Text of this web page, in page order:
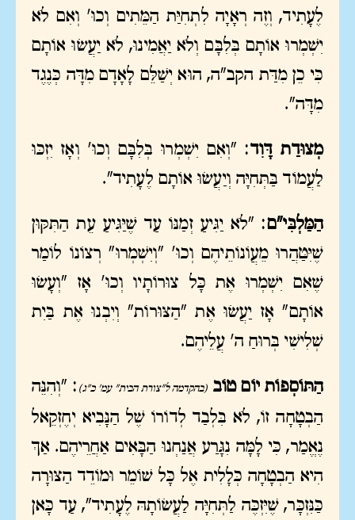
לֶעָתִיד, וְזֶה רְאָיָה לִתְחִיַּת הַמֵּתִים וְכוּ' וְאִם לֹא
יִשְׁמְרוּ אוֹתָם בְּלִבָּם וְלֹא יַאֲמִינוּ, לֹא יַעֲשׂוּ אוֹתָם
כִּי כֵן מִדַּת הקב"ה, הוּא יְשַׁלֵּם לָאָדָם מִדָּה כְּנֶגֶד
מִדָּה".
מְצוּדַת דָּוִד: "וְאִם יִשְׁמְרוּ בְּלִבָּם וְכוּ' וְאָז יִזְכּוּ
לַעֲמוֹד בַּתְּחִיָּה וְיַעֲשׂוּ אוֹתָם לֶעָתִיד".
הַמַּלְבִּי"ם: "לֹא יַגִּיעַ זְמַנּוֹ עַד שֶׁיַּגִּיעַ עֵת הַתִּקּוּן
שֶׁיִּטַּהֲרוּ מֵעֲוֹנוֹתֵיהֶם וְכוּ' "וְיִשְׁמְרוּ" רְצוֹנוֹ לוֹמַר
שֶׁאִם יִשְׁמְרוּ אֶת כָּל צוּרוֹתָיו וְכוּ' אָז "וְעָשׂוּ
אוֹתָם" אָז יַעֲשׂוּ אֶת "הַצּוּרוֹת" וְיִבְנוּ אֶת בַּיִת
שְׁלִישִׁי בְּרוּחַ ה' עֲלֵיהֶם.
הַתּוֹסְפוֹת יוֹם טוֹב (בהקדמה ל"צורת הבית" עמ' כ"ג) : "וְהִנֵּה
הַבְטָחָה זוֹ, לֹא בִּלְבַד לְדוֹרוֹ שֶׁל הַנָּבִיא יְחֶזְקֵאל
נֶאֱמַר, כִּי לָמָּה נִגָּרַע אֲנַחְנוּ הַבָּאִים אַחֲרֵיהֶם. אַךְ
הִיא הַבְטָחָה כְּלָלִית אֶל כָּל שׁוֹמֵר וּמוֹדֵד הַצּוּרָה
כַּנִּזְכָּר, שֶׁיִּזְכֶּה לַתְּחִיָּה לַעֲשׂוֹתָהּ לֶעָתִיד", עַד כָּאן